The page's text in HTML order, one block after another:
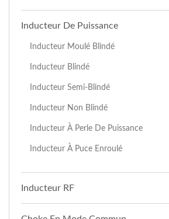
Inducteur De Puissance
Inducteur Moulé Blindé
Inducteur Blindé
Inducteur Semi-Blindé
Inducteur Non Blindé
Inducteur À Perle De Puissance
Inducteur À Puce Enroulé
Inducteur RF